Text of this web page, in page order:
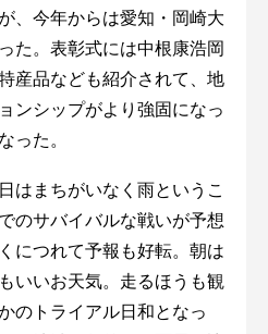
、今年からは愛知・岡崎大
た。表彰式には中根康浩岡
産品なども紹介されて、地
ンシップがより強固になっ
った。
はまちがいなく雨というこ
のサバイバルな戦いが予想
につれて予報も好転。朝は
いいお天気。走るほうも観
のトライアル日和となっ